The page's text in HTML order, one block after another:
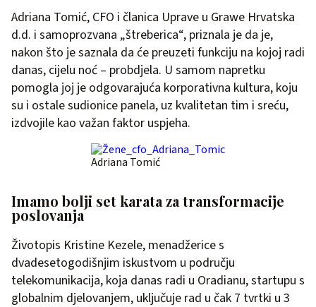
Adriana Tomić, CFO i članica Uprave u Grawe Hrvatska
d.d. i samoprozvana „štreberica“, priznala je da je,
nakon što je saznala da će preuzeti funkciju na kojoj radi
danas, cijelu noć – probdjela. U samom napretku
pomogla joj je odgovarajuća korporativna kultura, koju
su i ostale sudionice panela, uz kvalitetan tim i sreću,
izdvojile kao važan faktor uspjeha.
Adriana Tomić
Imamo bolji set karata za transformacije
poslovanja
Životopis Kristine Kezele, menadžerice s
dvadesetogodišnjim iskustvom u području
telekomunikacija, koja danas radi u Oradianu, startupu s
globalnim djelovanjem, uključuje rad u čak 7 tvrtki u 3